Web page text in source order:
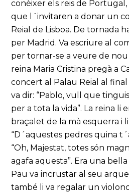
conèixer els reis de Portugal,
que l´invitaren a donar un
Reial de Lisboa. De tornada
per Madrid. Va escriure al
per tornar-se a veure de nou
reina Maria Cristina pregà a
concert al Palau Reial al
va dir: “Pablo, vull que
per a tota la vida”. La reina li
braçalet de la mà esquerra i
“D´aquestes pedres quina
“Oh, Majestat, totes són
agafa aquesta”. Era una
Pau va incrustar al seu
també li va regalar un